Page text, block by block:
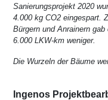
Sanierungsprojekt 2020
4.000 kg CO2 eingespart.
Bürgern und Anrainern
6.000 LKW-km weniger.
Die Wurzeln der Bäume
Ingenos